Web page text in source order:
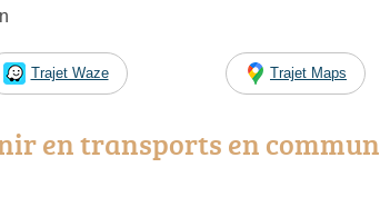
Trajet Waze Trajet Maps
en transports en commun